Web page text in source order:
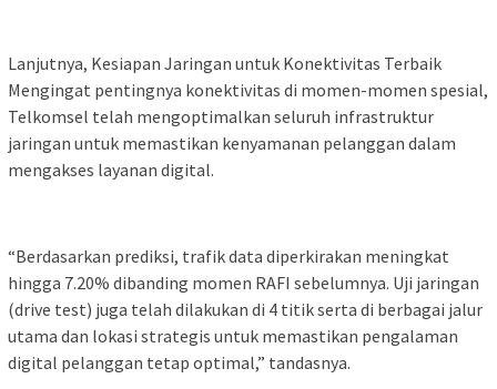
Lanjutnya, Kesiapan Jaringan untuk Konektivitas Terbaik
Mengingat pentingnya konektivitas di momen-momen spesial,
Telkomsel telah mengoptimalkan seluruh infrastruktur
jaringan untuk memastikan kenyamanan pelanggan dalam
mengakses layanan digital.
“Berdasarkan prediksi, trafik data diperkirakan meningkat
hingga 7.20% dibanding momen RAFI sebelumnya. Uji jaringan
(drive test) juga telah dilakukan di 4 titik serta di berbagai jalur
utama dan lokasi strategis untuk memastikan pengalaman
digital pelanggan tetap optimal,” tandasnya.